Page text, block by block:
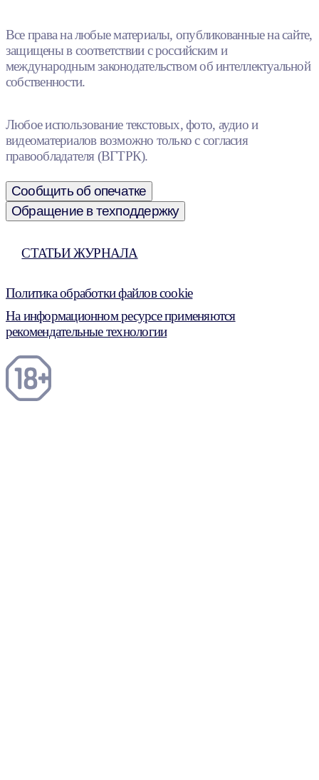
Все права на любые материалы, опубликованные на сайте,
защищены в соответствии с российским и
международным законодательством об интеллектуальной
собственности.
Любое использование текстовых, фото, аудио и
видеоматериалов возможно только с согласия
правообладателя (ВГТРК).
Сообщить об опечатке
Обращение в техподдержку
СТАТЬИ ЖУРНАЛА
Политика обработки файлов cookie
На информационном ресурсе применяются
рекомендательные технологии